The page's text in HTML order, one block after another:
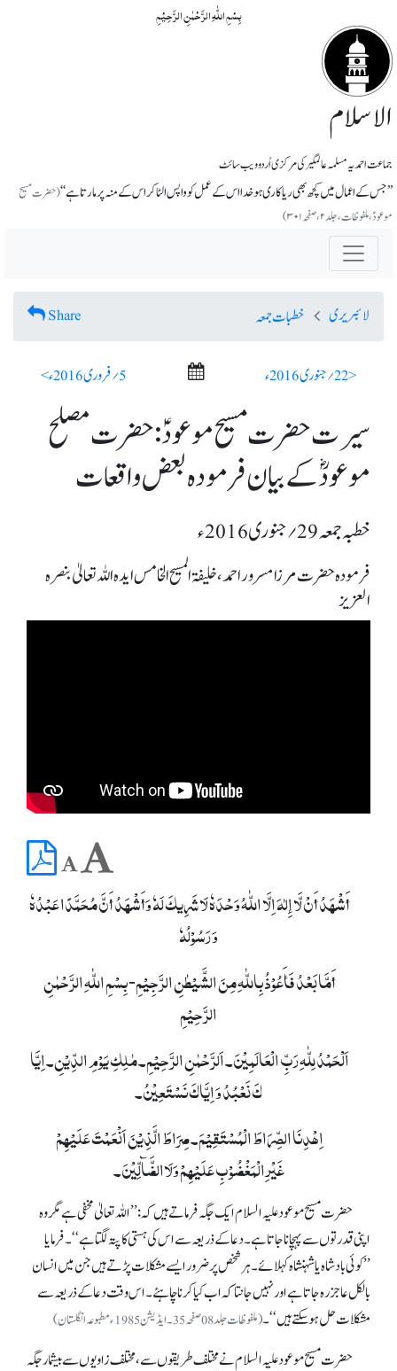
بِسۡمِ اللّٰہِ الرَّحۡمٰنِ الرَّحِیۡمِ
الاسلام
جماعت احمدیہ مسلمہ عالمگیر کی مرکزی اُردو ویب سائٹ
’’جس کے اعمال میں کچھ بھی ریاکاری ہوخدا اس کے عمل کو واپس الٹاکر اس کے منہ پر مارتا ہے‘‘(حضرت مسیح
موعودؑ،ملفوظات ، جلد ۲، صفحہ ۳۰۱)
لائبریری خطبات جمعہ Share
< 22؍ جنوری 2016ء 5؍ فروری 2016ء >
سیرت حضرت مسیح موعودؑ: حضرت مصلح
موعودؓکے بیان فرمودہ بعض واقعات
خطبہ جمعہ 29؍ جنوری 2016ء
فرمودہ حضرت مرزا مسرور احمد، خلیفۃ المسیح الخامس ایدہ اللہ تعالیٰ بنصرہ
العزیز
أَشْھَدُ أَنْ لَّا إِلٰہَ اِلَّا اللّٰہُ وَحْدَہٗ لَا شَرِیکَ لَہٗ وَأَشْھَدُ أَنَّ مُحَمَّدًا عَبْدُہٗ
وَ رَسُوْلُہٗ
أَمَّا بَعْدُ فَأَعُوْذُ بِاللّٰہِ مِنَ الشَّیْطٰنِ الرَّجِیْمِ- بِسْمِ اللّٰہِ الرَّحْمٰنِ
الرَّحِیْمِ
اَلْحَمْدُ لِلّٰہِ رَبِّ الْعَالَمِیْنَ۔ اَلرَّحْمٰنِ الرَّحِیْمِ۔ مٰلِکِ یَوْمِ الدِّیْنِ۔ اِیَّا
کَ نَعْبُدُ وَ اِیَّاکَ نَسْتَعِیْنُ۔
اِھْدِنَا الصِّرَاطَ الْمُسْتَقِیْمَ۔ صِرَاطَ الَّذِیْنَ اَنْعَمْتَ عَلَیْھِمْ
غَیْرِالْمَغْضُوْبِ عَلَیْھِمْ وَلَاالضَّآلِّیْنَ۔
حضرت مسیح موعود علیہ السلام ایک جگہ فرماتے ہیں کہ: ’’اللہ تعالیٰ مخفی ہے مگر وہ
اپنی قدرتوں سے پہچانا جاتا ہے۔ دعا کے ذریعہ سے اس کی ہستی کا پتہ لگتا ہے‘‘۔ فرمایا
’’کوئی بادشاہ یا شہنشاہ کہلائے۔ ہر شخص پر ضرور ایسے مشکلات پڑتے ہیں جن میں انسان
بالکل عاجز رہ جاتا ہے اور نہیں جانتا کہ اب کیا کرنا چاہئے۔ اس وقت دعا کے ذریعہ سے
مشکلات حل ہو سکتے ہیں‘‘۔(ملفوظات جلد 08 صفحہ 35۔ ایڈیشن 1985ء مطبوعہ انگلستان)
حضرت مسیح موعود علیہ السلام نے مختلف طریقوں سے، مختلف زاویوں سے بیشمار جگہ